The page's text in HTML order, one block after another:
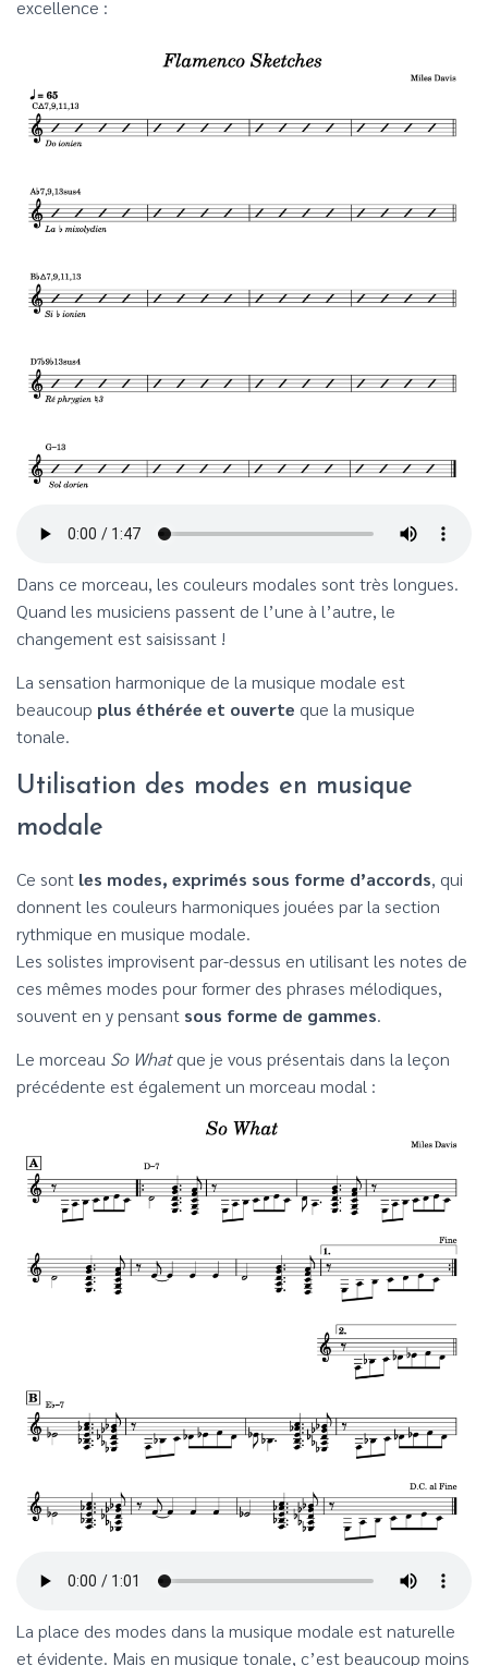
excellence :
Dans ce morceau, les couleurs modales sont très longues.
Quand les musiciens passent de l’une à l’autre, le
changement est saisissant !
La sensation harmonique de la musique modale est
beaucoup plus éthérée et ouverte que la musique
tonale.
Utilisation des modes en musique
modale
Ce sont les modes, exprimés sous forme d’accords, qui
donnent les couleurs harmoniques jouées par la section
rythmique en musique modale.
Les solistes improvisent par-dessus en utilisant les notes de
ces mêmes modes pour former des phrases mélodiques,
souvent en y pensant sous forme de gammes.
Le morceau So Whatque je vous présentais dans la leçon
précédente est également un morceau modal :
La place des modes dans la musique modale est naturelle
et évidente. Mais en musique tonale, c’est beaucoup moins